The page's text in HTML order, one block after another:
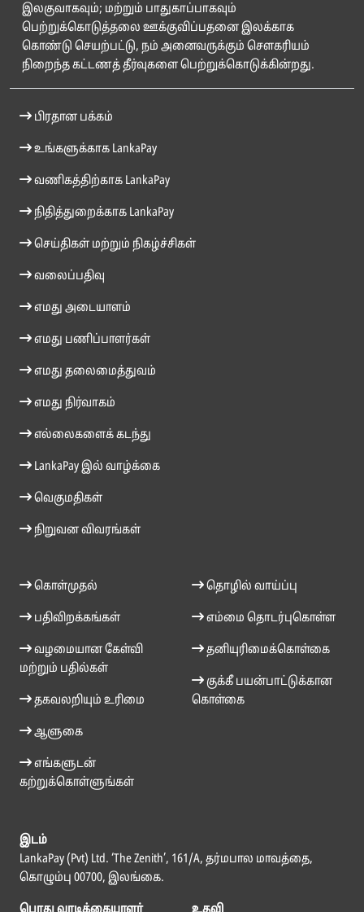
இலகுவாகவும்; மற்றும் பாதுகாப்பாகவும்
பெற்றுக்கொடுத்தலை ஊக்குவிப்பதனை இலக்காக
கொண்டு செயற்பட்டு, நம் அனைவருக்கும் சௌகரியம்
நிறைந்த கட்டணத் தீர்வுகளை பெற்றுக்கொடுக்கின்றது.
பிரதான பக்கம்
உங்களுக்காக LankaPay
வணிகத்திற்காக LankaPay
நிதித்துறைக்காக LankaPay
செய்திகள் மற்றும் நிகழ்ச்சிகள்
வலைப்பதிவு
எமது அடையாளம்
எமது பணிப்பாளர்கள்
எமது தலைமைத்துவம்
எமது நிர்வாகம்
எல்லைகளைக் கடந்து
LankaPay இல் வாழ்க்கை
வெகுமதிகள்
நிறுவன விவரங்கள்
கொள்முதல்
பதிவிறக்கங்கள்
வழமையான கேள்வி
மற்றும் பதில்கள்
தகவலறியும் உரிமை
ஆளுகை
எங்களுடன்
கற்றுக்கொள்ளுங்கள்
தொழில் வாய்ப்பு
எம்மை தொடர்புகொள்ள
தனியுரிமைக்கொள்கை
குக்கீ பயன்பாட்டுக்கான
கொள்கை
இடம்
LankaPay (Pvt) Ltd. ‘The Zenith’, 161/A, தர்மபால மாவத்தை,
கொழும்பு 00700, இலங்கை.